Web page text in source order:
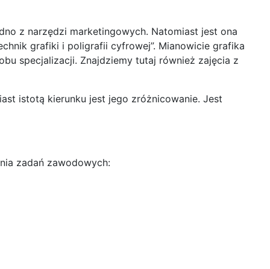
z narzędzi marketingowych. Natomiast jest ona
grafiki i poligrafii cyfrowej”. Mianowicie grafika
specjalizacji. Znajdziemy tutaj również zajęcia z
istotą kierunku jest jego zróżnicowanie. Jest
zadań zawodowych: